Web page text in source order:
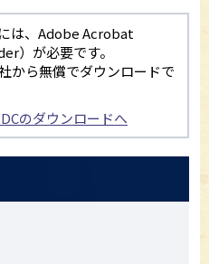
は、Adobe Acrobat
）が必要です。
から無償でダウンロードで
のダウンロードへ